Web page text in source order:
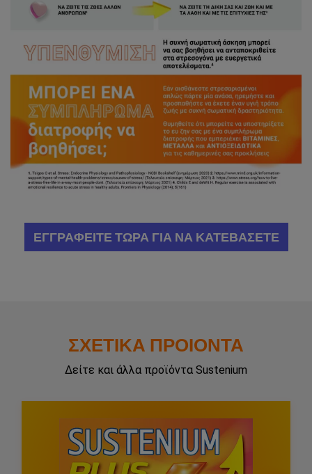
ΕΓΓΡΑΦΕΙΤΕ ΤΩΡΑ ΓΙΑ ΝΑ ΚΑΤΕΒΑΣΕΤΕ
ΣΧΕΤΙΚΑ ΠΡΟΙΟΝΤΑ
Δείτε και άλλα προϊόντα Sustenium